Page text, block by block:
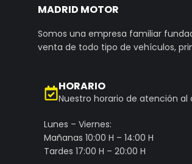
MADRID MOTOR
Somos una empresa familiar
venta de todo tipo de vehículos,
HORARIO
Nuestro horario de atención al
Lunes – Viernes:
Mañanas 10:00 H – 14:00 H
Tardes 17:00 H – 20:00 H